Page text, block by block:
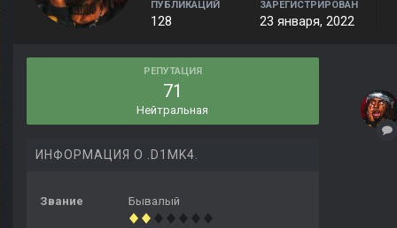
ПУБЛИКАЦИЙ
128
ЗАРЕГИСТРИРОВАН
23 января, 2022
РЕПУТАЦИЯ
71
Нейтральная
ИНФОРМАЦИЯ О .D1MK4.
Звание Бывалый